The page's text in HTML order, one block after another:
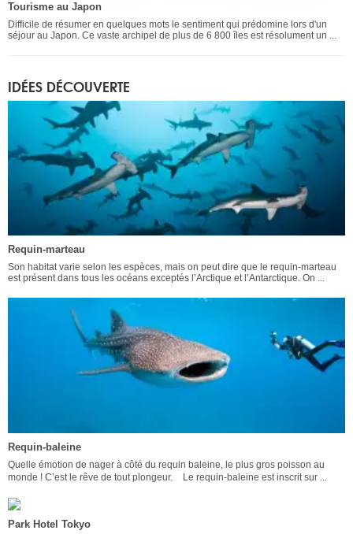
Tourisme au Japon
Difficile de résumer en quelques mots le sentiment qui prédomine lors d'un
séjour au Japon. Ce vaste archipel de plus de 6 800 îles est résolument un ...
IDÉES DÉCOUVERTE
Requin-marteau
Son habitat varie selon les espèces, mais on peut dire que le requin-marteau
est présent dans tous les océans exceptés l’Arctique et l’Antarctique. On ...
Requin-baleine
Quelle émotion de nager à côté du requin baleine, le plus gros poisson au
monde ! C’est le rêve de tout plongeur. Le requin-baleine est inscrit sur ...
Park Hotel Tokyo